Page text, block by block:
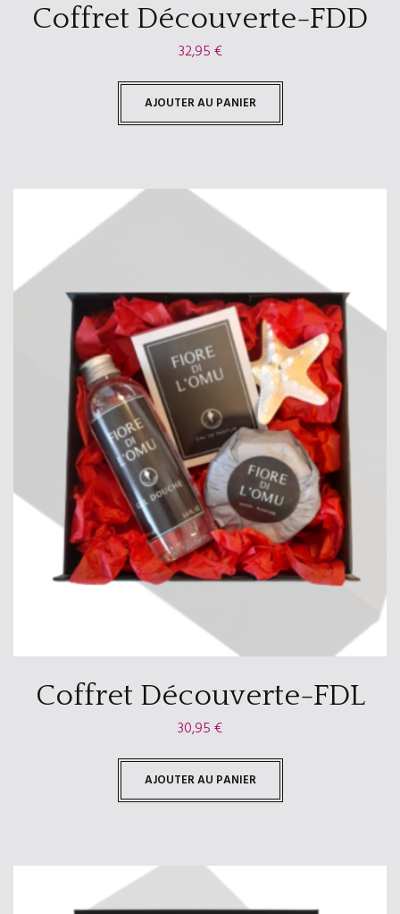
Coffret Découverte-FDD
32,95€
AJOUTER AU PANIER
Coffret Découverte-FDL
30,95€
AJOUTER AU PANIER